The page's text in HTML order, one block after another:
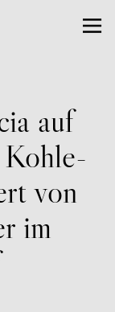
auf
von
im